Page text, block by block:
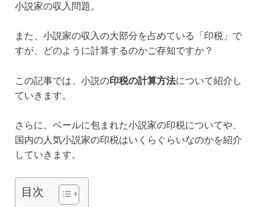
小説家の収入問題。
また、小説家の収入の大部分を占めている「印税」で
すが、どのように計算するのかご存知ですか？
この記事では、小説の印税の計算方法について紹介し
ていきます。
さらに、ベールに包まれた小説家の印税についてや、
国内の人気小説家の印税はいくらぐらいなのかを紹介
していきます。
目次